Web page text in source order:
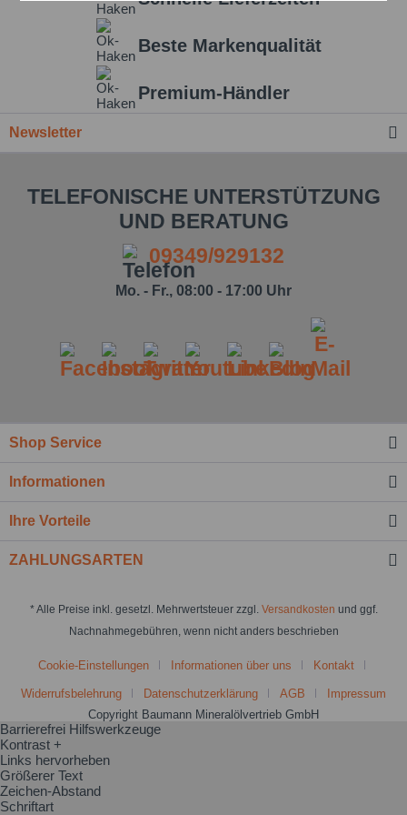
Beste Markenqualität
Premium-Händler
Newsletter
TELEFONISCHE UNTERSTÜTZUNG
UND BERATUNG
09349/929132
Mo. - Fr., 08:00 - 17:00 Uhr
Shop Service
Informationen
Ihre Vorteile
ZAHLUNGSARTEN
* Alle Preise inkl. gesetzl. Mehrwertsteuer zzgl. Versandkosten und ggf.
Nachnahmegebühren, wenn nicht anders beschrieben
Cookie-Einstellungen Informationen über uns Kontakt
Widerrufsbelehrung Datenschutzerklärung AGB
Impressum
Copyright Baumann Mineralölvertrieb GmbH
Einstellungen speichern
Barrierefrei Hilfswerkzeuge
Kontrast +
Links hervorheben
Größerer Text
Zeichen-Abstand
Schriftart